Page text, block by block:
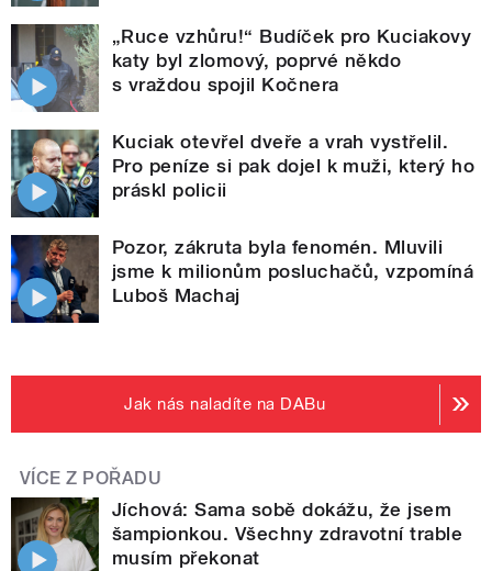
„Ruce vzhůru!“ Budíček pro Kuciakovy
katy byl zlomový, poprvé někdo
s vraždou spojil Kočnera
Kuciak otevřel dveře a vrah vystřelil.
Pro peníze si pak dojel k muži, který ho
práskl policii
Pozor, zákruta byla fenomén. Mluvili
jsme k milionům posluchačů, vzpomíná
Luboš Machaj
Jak nás naladíte na DABu
VÍCE Z POŘADU
Jíchová: Sama sobě dokážu, že jsem
šampionkou. Všechny zdravotní trable
musím překonat